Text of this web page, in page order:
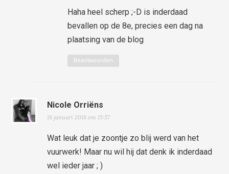
Haha heel scherp ;-D is inderdaad
bevallen op de 8e, precies een dag na
plaatsing van de blog
Beantwoorden
Nicole Orriëns
18 januari 2018 om 15:57
Wat leuk dat je zoontje zo blij werd van het
vuurwerk! Maar nu wil hij dat denk ik inderdaad
wel ieder jaar ; )